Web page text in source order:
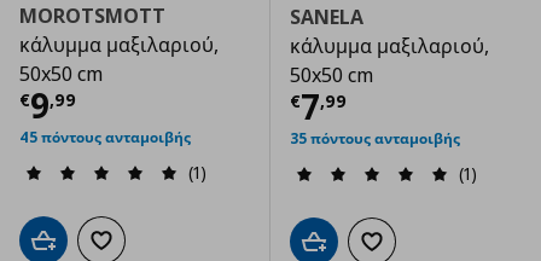
MOROTSMOTT
κάλυμμα μαξιλαριού,
50x50 cm
€9,99
Τρέχουσα τιμή € 9,99
45 πόντους ανταμοιβής
(1)
Προσθήκη στο καλάθι
Προσθήκη στα αγαπημένα
SANELA
κάλυμμα μαξιλαριού,
50x50 cm
€7,99
Τρέχουσα
35 πόντους ανταμοιβής
(1)
Προσθήκη στο καλάθι
Προσθήκη στα